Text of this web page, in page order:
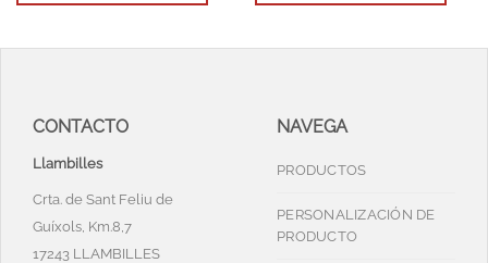
CONTACTO
Llambilles
Crta. de Sant Feliu de
Guíxols, Km.8,7
17243 LLAMBILLES
NAVEGA
PRODUCTOS
PERSONALIZACIÓN DE
PRODUCTO